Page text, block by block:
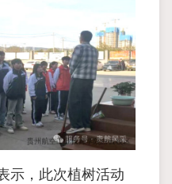
示，此次植树活动